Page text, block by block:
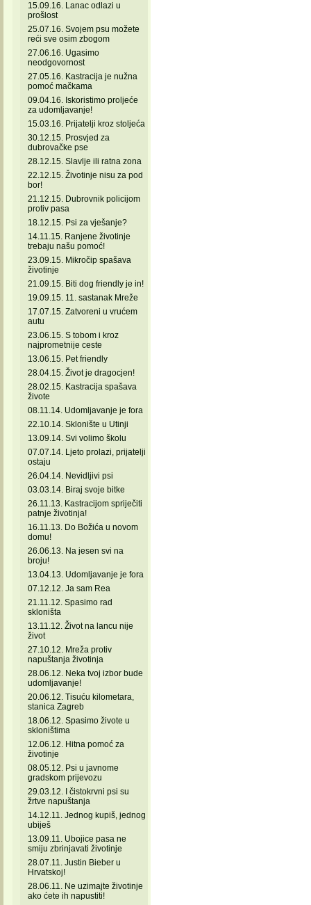
15.09.16. Lanac odlazi u
prošlost
25.07.16. Svojem psu možete
reći sve osim zbogom
27.06.16. Ugasimo
neodgovornost
27.05.16. Kastracija je nužna
pomoć mačkama
09.04.16. Iskoristimo proljeće
za udomljavanje!
15.03.16. Prijatelji kroz stoljeća
30.12.15. Prosvjed za
dubrovačke pse
28.12.15. Slavlje ili ratna zona
22.12.15. Životinje nisu za pod
bor!
21.12.15. Dubrovnik policijom
protiv pasa
18.12.15. Psi za vješanje?
14.11.15. Ranjene životinje
trebaju našu pomoć!
23.09.15. Mikročip spašava
životinje
21.09.15. Biti dog friendly je in!
19.09.15. 11. sastanak Mreže
17.07.15. Zatvoreni u vrućem
autu
23.06.15. S tobom i kroz
najprometnije ceste
13.06.15. Pet friendly
28.04.15. Život je dragocjen!
28.02.15. Kastracija spašava
živote
08.11.14. Udomljavanje je fora
22.10.14. Sklonište u Utinji
13.09.14. Svi volimo školu
07.07.14. Ljeto prolazi, prijatelji
ostaju
26.04.14. Nevidljivi psi
03.03.14. Biraj svoje bitke
26.11.13. Kastracijom spriječiti
patnje životinja!
16.11.13. Do Božića u novom
domu!
26.06.13. Na jesen svi na
broju!
13.04.13. Udomljavanje je fora
07.12.12. Ja sam Rea
21.11.12. Spasimo rad
skloništa
13.11.12. Život na lancu nije
život
27.10.12. Mreža protiv
napuštanja životinja
28.06.12. Neka tvoj izbor bude
udomljavanje!
20.06.12. Tisuću kilometara,
stanica Zagreb
18.06.12. Spasimo živote u
skloništima
12.06.12. Hitna pomoć za
životinje
08.05.12. Psi u javnome
gradskom prijevozu
29.03.12. I čistokrvni psi su
žrtve napuštanja
14.12.11. Jednog kupiš, jednog
ubiješ
13.09.11. Ubojice pasa ne
smiju zbrinjavati životinje
28.07.11. Justin Bieber u
Hrvatskoj!
28.06.11. Ne uzimajte životinje
ako ćete ih napustiti!